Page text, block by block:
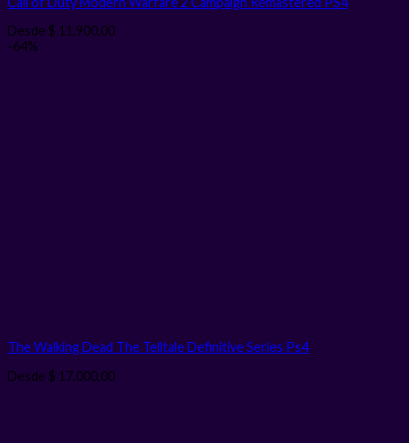
Desde $ 11.900,00
-64%
The Walking Dead The Telltale Definitive Series Ps4
Desde $ 17.000,00